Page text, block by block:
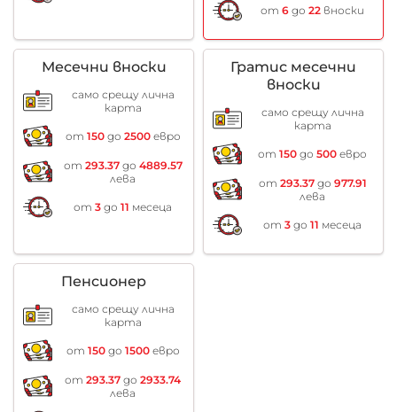
от6 до22 вноски
Месечни вноски
само срещу лична
карта
от 150до 2500евро
от 293.37до 4889.57
лева
от3 до11 месеца
Гратис месечни
вноски
само срещу лична
карта
от150 до500 евро
от 293.37до 977.91
лева
от3 до11 месеца
Пенсионер
само срещу лична
карта
от 150до 1500евро
от293.37 до2933.74
лева